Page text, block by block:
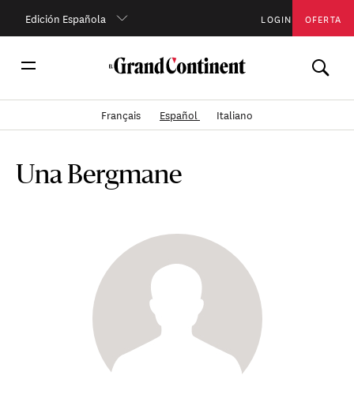
Edición Española LOGIN OFERTA
Français Español Italiano
Una Bergmane